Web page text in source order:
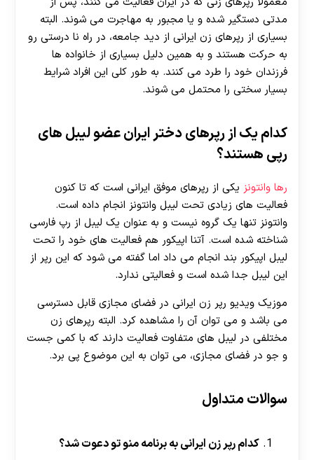
مدتی دستگیر شده و یا مجبور به مهاجرت می شوند. البته
بسیاری از رپرهای زن ایرانی از دید جامعه، در راه نا درستی رو
به حرکت هستند و به همین دلیل بسیاری از خانواده ها
فرزندان خود را طرد می کنند. به طور کلی این افراد شرایط
بسیار سختی را محتمل می شوند.
کدام یک از رپرهای دختر ایران عضو لیبل های
رپی هستند؟
رها وانتونز یکی از رپرهای موفق ایرانی است که تا کنون
فعالیت های زیادی تحت لیبل وانتونز انجام داده است.
وانتونز تنها یک گروه نیست و به عنوان یک لیبل از رپ فارسی
شناخته شده است. آتنا اپیکور هم فعالیت های خود را تحت
لیبل اپیکور بند انجام می داد اما گفته می شود که این رپر از
این لیبل جدا شده است و فعالیتی ندارد.
موزیک ویدیو رپر زن ایرانی در فضای مجازی قابل دسترسی
می باشد و می توان آن را مشاهده کرد. البته رپرهای زن
مختلفی در لیبل های متفاوت فعالیت دارند که با کمی جست
و جو در فضای مجازی، می توان به این موضوع پی برد.
سوالات متداول
کدام رپر زن ایرانی به برنامه منو تو دعوت شد؟